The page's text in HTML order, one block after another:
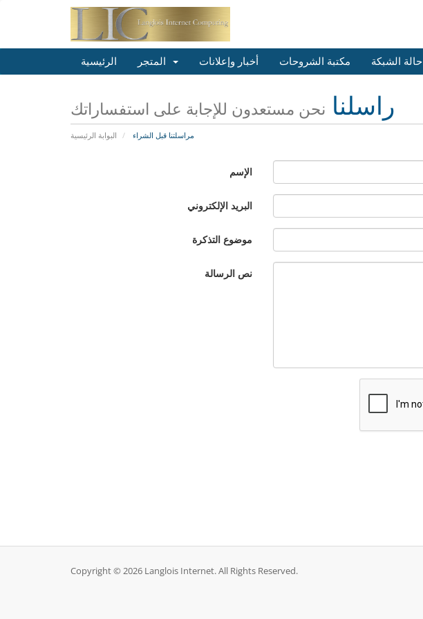
الرئيسية أخبار وإعلانات مكتبة الشروحات حالة الشبكة
راسلنا نحن مستعدون للإجابة على استفساراتك
البوابة الرئيسية مراسلتنا قبل الشراء
الإسم
البريد الإلكتروني
موضوع التذكرة
نص الرسالة
Copyright © 2026 Langlois Internet. All Rights Reserved.